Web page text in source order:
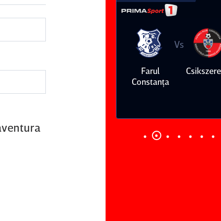
Farul
Vs
Dinamo
Vs
FC